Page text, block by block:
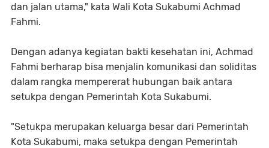
dan jalan utama," kata Wali Kota Sukabumi Achmad
Fahmi.
Dengan adanya kegiatan bakti kesehatan ini, Achmad
Fahmi berharap bisa menjalin komunikasi dan soliditas
dalam rangka mempererat hubungan baik antara
setukpa dengan Pemerintah Kota Sukabumi.
"Setukpa merupakan keluarga besar dari Pemerintah
Kota Sukabumi, maka setukpa dengan Pemerintah